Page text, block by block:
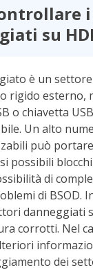
su
è un
rigido esterno,
o chiavetta
Un alto
può
possibili
di
di BSOD.
danneggiati
corrotti. Nel
dei